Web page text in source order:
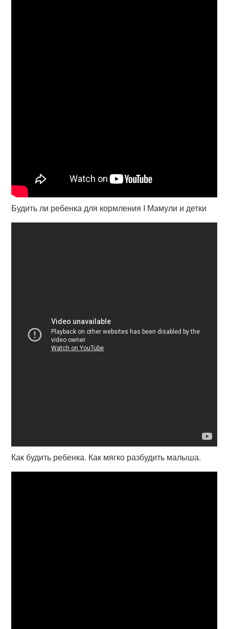
Будить ли ребенка для кормления I Мамули и детки
Как будить ребенка. Как мягко разбудить малыша.